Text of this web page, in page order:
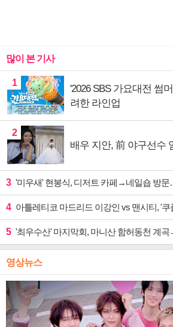
많이 본 기사
1
'2026 SBS 가요대전 썸
려한 라인업
2
배우 지안, 前 야구선수
3 '미우새' 현봉식, 디저트 카페→네일숍 방
4 아틀레티코 마드리드 이강인 vs 맨시티, '쿠플
5 '최우수산' 마지막회, 마니산 함허동천 계
영상뉴스